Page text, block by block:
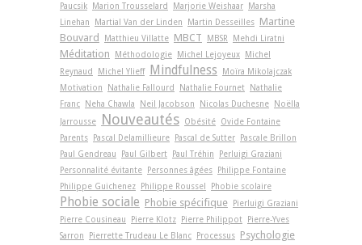
Paucsik
Marion Trousselard Marjorie Weishaar
Marsha
Linehan
Martial Van der Linden Martin Desseilles Martine
Bouvard
Matthieu Villatte MBCT MBSR Mehdi Liratni
Méditation Méthodologie Michel Lejoyeux
Michel
Reynaud
Michel Ylieff Mindfulness
Moïra Mikolajczak
Motivation
Nathalie Fallourd Nathalie Fournet
Nathalie
Franc
Neha Chawla Neil Jacobson Nicolas Duchesne
Noëlla
Jarrousse
Nouveautés Obésité Ovide Fontaine
Parents
Pascal Delamillieure Pascal de Sutter
Pascale Brillon
Paul Gendreau
Paul Gilbert Paul Tréhin
Perluigi Graziani
Personnalité évitante
Personnes âgées
Philippe Fontaine
Philippe Guichenez
Philippe Roussel Phobie scolaire
Phobie sociale Phobie spécifique
Pierluigi Graziani
Pierre Cousineau
Pierre Klotz Pierre Philippot
Pierre-Yves
Sarron
Pierrette Trudeau Le Blanc Processus Psychologie